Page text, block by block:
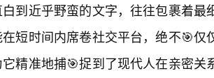
白到近乎野蛮的文字，往往包裹着
在短时间内席卷社交平台，绝不🎯
它精准地捕🎯捉到了现代人在亲密